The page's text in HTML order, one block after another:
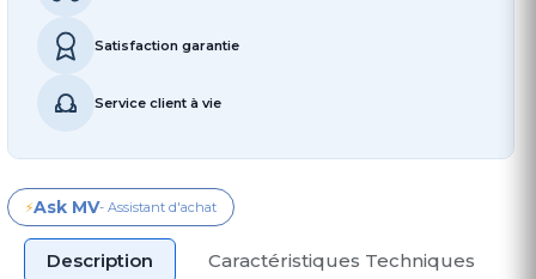
Satisfaction garantie
Service client à vie
⚡Ask MV- Assistant d'achat
Description
Caractéristiques Techniques